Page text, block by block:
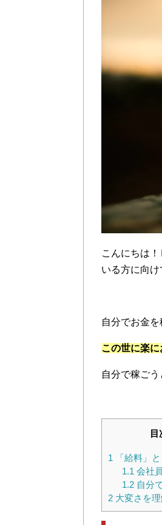
こんにちは
いる方に向
自分でお金
この世に楽に
自分で稼ご
目
1 「給料」
1.1 会社
1.2自分
2 大変さを